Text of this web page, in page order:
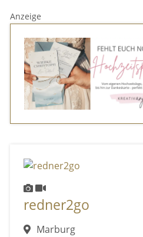
Anzeige
redner2go
Marburg